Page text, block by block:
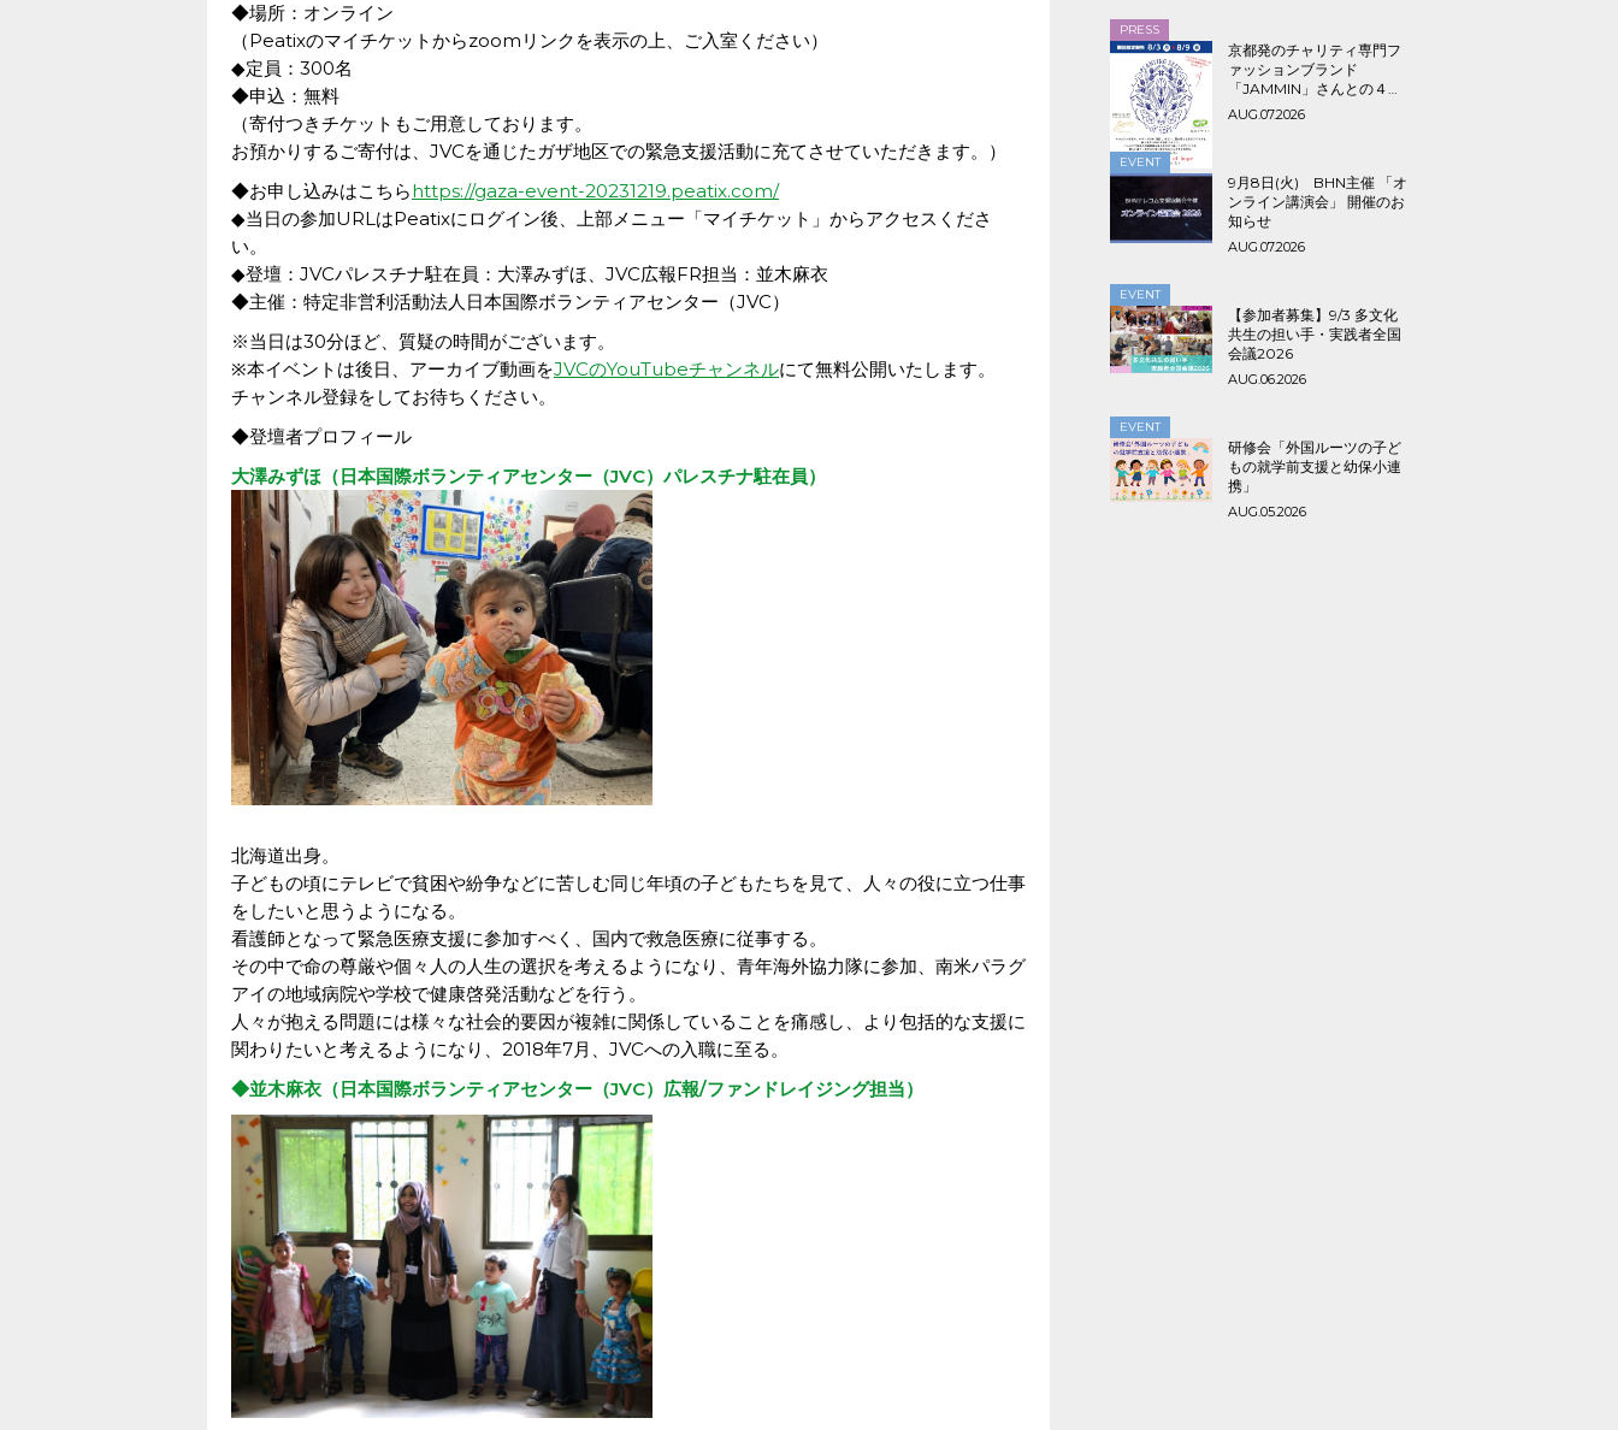
◆場所：オンライン
（Peatixのマイチケットからzoomリンクを表示の上、ご入室ください）
◆定員：300名
◆申込：無料
（寄付つきチケットもご用意しております。
お預かりするご寄付は、JVCを通じたガザ地区での緊急支援活動に充てさせていただきます。）
◆お申し込みはこちらhttps://gaza-event-20231219.peatix.com/
◆当日の参加URLはPeatixにログイン後、上部メニュー「マイチケット」からアクセスくださ
い。
◆登壇：JVCパレスチナ駐在員：大澤みずほ、JVC広報FR担当：並木麻衣
◆主催：特定非営利活動法人日本国際ボランティアセンター（JVC）
※当日は30分ほど、質疑の時間がございます。
※本イベントは後日、アーカイブ動画をJVCのYouTubeチャンネルにて無料公開いたします。
チャンネル登録をしてお待ちください。
◆登壇者プロフィール
大澤みずほ（日本国際ボランティアセンター（JVC）パレスチナ駐在員）
北海道出身。
子どもの頃にテレビで貧困や紛争などに苦しむ同じ年頃の子どもたちを見て、人々の役に立つ仕事
をしたいと思うようになる。
看護師となって緊急医療支援に参加すべく、国内で救急医療に従事する。
その中で命の尊厳や個々人の人生の選択を考えるようになり、青年海外協力隊に参加、南米パラグ
アイの地域病院や学校で健康啓発活動などを行う。
人々が抱える問題には様々な社会的要因が複雑に関係していることを痛感し、より包括的な支援に
関わりたいと考えるようになり、2018年7月、JVCへの入職に至る。
◆並木麻衣（日本国際ボランティアセンター（JVC）広報/ファンドレイジング担当）
PRESS
京都発のチャリティ専門フ
ァッションブランド
「JAMMIN」さんとの４年
ぶり３回目のコラボTシャツ
AUG.07.2026
EVENT
9月8日(火) BHN主催 「オ
ンライン講演会」 開催のお
知らせ
AUG.07.2026
EVENT
【参加者募集】9/3 多文化
共生の担い手・実践者全国
会議2026
AUG.06.2026
EVENT
研修会「外国ルーツの子ど
もの就学前支援と幼保小連
携」
AUG.05.2026